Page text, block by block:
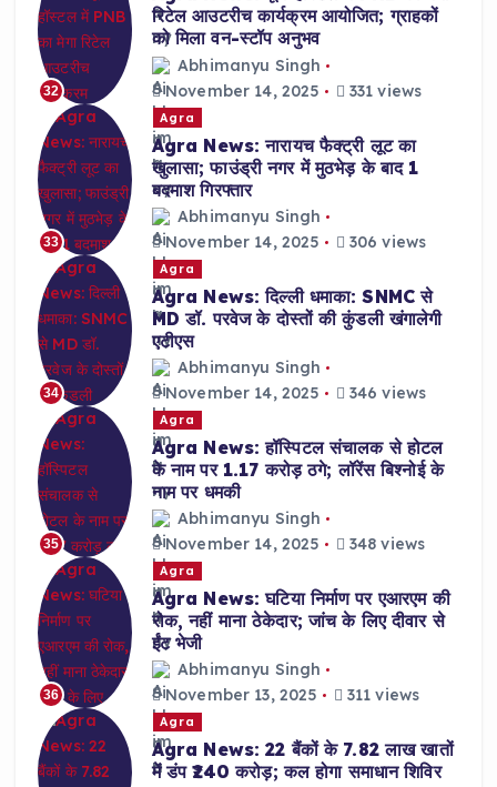
32
रिटेल आउटरीच कार्यक्रम आयोजित; ग्राहकों
को मिला वन-स्टॉप अनुभव
Abhimanyu Singh
November 14, 2025
331 views
33
Agra
Agra News: नारायच फैक्ट्री लूट का
खुलासा; फाउंड्री नगर में मुठभेड़ के बाद 1
बदमाश गिरफ्तार
Abhimanyu Singh
November 14, 2025
306 views
34
Agra
Agra News: दिल्ली धमाका: SNMC से
MD डॉ. परवेज के दोस्तों की कुंडली खंगालेगी
एटीएस
Abhimanyu Singh
November 14, 2025
346 views
35
Agra
Agra News: हॉस्पिटल संचालक से होटल
के नाम पर 1.17 करोड़ ठगे; लॉरेंस बिश्नोई के
नाम पर धमकी
Abhimanyu Singh
November 14, 2025
348 views
36
Agra
Agra News: घटिया निर्माण पर एआरएम की
रोक, नहीं माना ठेकेदार; जांच के लिए दीवार से
ईंट भेजी
Abhimanyu Singh
November 13, 2025
311 views
Agra
Agra News: 22 बैंकों के 7.82 लाख खातों
में डंप ₹240 करोड़; कल होगा समाधान शिविर